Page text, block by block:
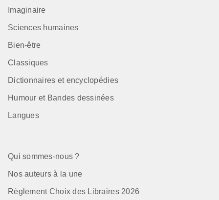
Imaginaire
Sciences humaines
Bien-être
Classiques
Dictionnaires et encyclopédies
Humour et Bandes dessinées
Langues
Qui sommes-nous ?
Nos auteurs à la une
Règlement Choix des Libraires 2026